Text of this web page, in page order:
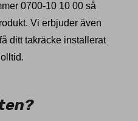
0700-10 10 00 så
Vi erbjuder även
ditt takräcke installerat